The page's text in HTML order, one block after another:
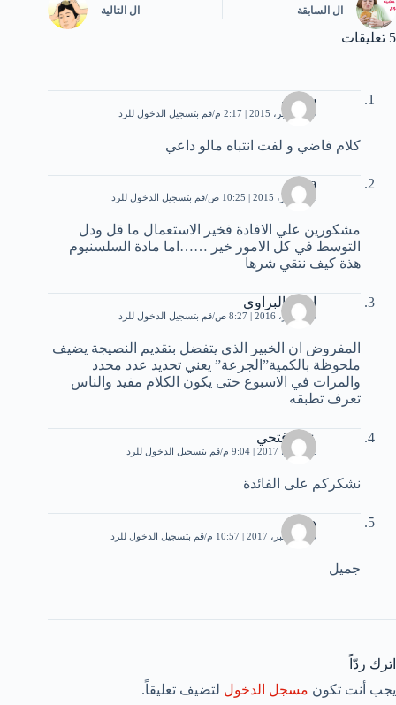
ال السابقة ال التالية
5 تعليقات
سامي
29 سبتمبر، 2015 | 2:17 م قم بتسجيل الدخول للرد
كلام فاضي و لفت انتباه مالو داعي
sama
31 أكتوبر، 2015 | 10:25 ص قم بتسجيل الدخول للرد
مشكورين علي الافادة فخير الاستعمال ما قل ودل
التوسط في كل الامور خير ……اما مادة السلسنيوم
هذة كيف نتقي شرها
اخمد البراوي
6 سبتمبر، 2016 | 8:27 ص قم بتسجيل الدخول للرد
المفروض ان الخبير الذي يتفضل بتقديم النصيجة يضيف
ملحوظة بالكمية”الجرعة” يعني تحديد عدد محدد
والمرات في الاسبوع حتى يكون الكلام مفيد والناس
تعرف تطبقه
علي فتحي
22 يوليو، 2017 | 9:04 م قم بتسجيل الدخول للرد
نشكركم على الفائدة
دعاء
15 ديسمبر، 2017 | 10:57 م قم بتسجيل الدخول للرد
جميل
اترك ردّاً
يجب أنت تكون مسجل الدخول لتضيف تعليقاً.